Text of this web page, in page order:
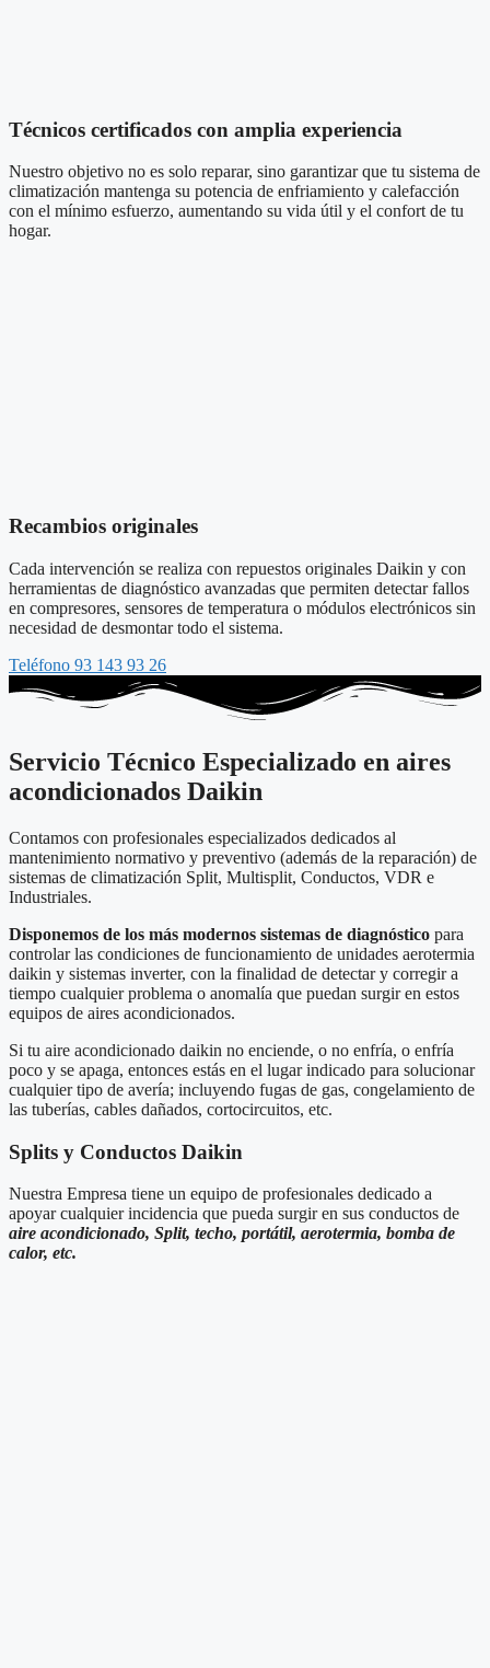
Técnicos certificados con amplia experiencia
Nuestro objetivo no es solo reparar, sino garantizar que tu sistema de
climatización mantenga su potencia de enfriamiento y calefacción
con el mínimo esfuerzo, aumentando su vida útil y el confort de tu
hogar.
Recambios originales
Cada intervención se realiza con repuestos originales Daikin y con
herramientas de diagnóstico avanzadas que permiten detectar fallos
en compresores, sensores de temperatura o módulos electrónicos sin
necesidad de desmontar todo el sistema.
Teléfono 93 143 93 26
Servicio Técnico Especializado en aires
acondicionados Daikin
Contamos con profesionales especializados dedicados al
mantenimiento normativo y preventivo (además de la reparación) de
sistemas de climatización Split, Multisplit, Conductos, VDR e
Industriales.
Disponemos de los más modernos sistemas de diagnóstico para
controlar las condiciones de funcionamiento de unidades aerotermia
daikin y sistemas inverter, con la finalidad de detectar y corregir a
tiempo cualquier problema o anomalía que puedan surgir en estos
equipos de aires acondicionados.
Si tu aire acondicionado daikin no enciende, o no enfría, o enfría
poco y se apaga, entonces estás en el lugar indicado para solucionar
cualquier tipo de avería; incluyendo fugas de gas, congelamiento de
las tuberías, cables dañados, cortocircuitos, etc.
Splits y Conductos Daikin
Nuestra Empresa tiene un equipo de profesionales dedicado a
apoyar cualquier incidencia que pueda surgir en sus conductos de
aire acondicionado, Split, techo, portátil, aerotermia, bomba de
calor, etc.